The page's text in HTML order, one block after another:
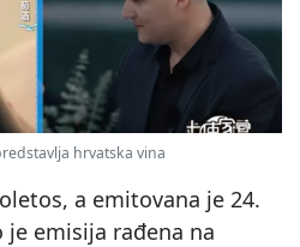
hrvatska vina
a emitovana je 24.
je emisija rađena na